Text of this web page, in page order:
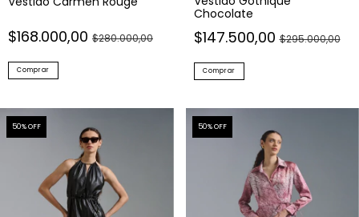
$168.000,00 $280.000,00
Comprar
Chocolate
$147.500,00$295.000,00
Comprar
50% OFF 50% OFF